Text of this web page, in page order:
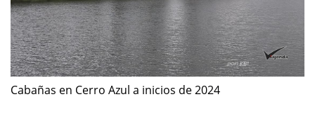
Cabañas en Cerro Azul a inicios de 2024